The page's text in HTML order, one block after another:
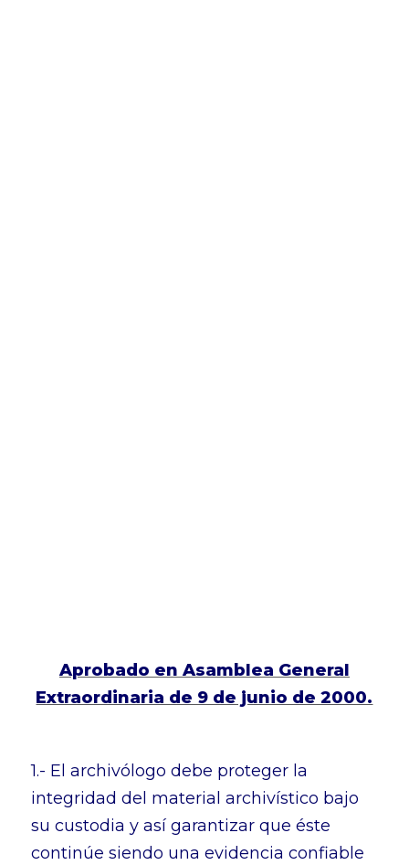
Aprobado en Asamblea General
Extraordinaria de 9 de junio de 2000.
1.- El archivólogo debe proteger la
integridad del material archivístico bajo
su custodia y así garantizar que éste
continúe siendo una evidencia confiable